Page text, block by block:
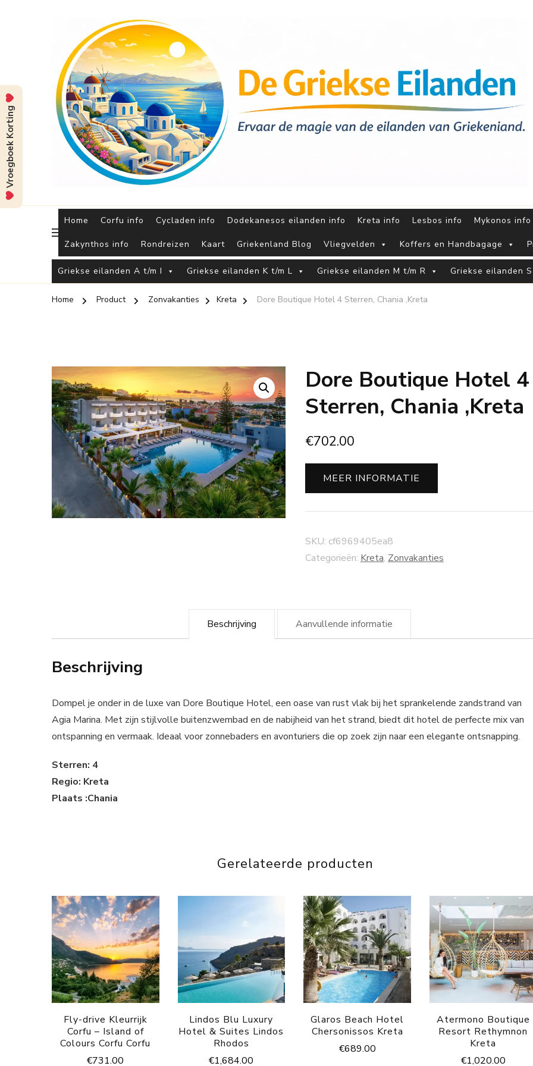
Home Corfu info Cycladen info Dodekanesos eilanden info Kreta info Lesbos info Mykonos info
Zakynthos info Rondreizen Kaart Griekenland Blog Vliegvelden Koffers en Handbagage
Griekse eilanden A t/m I Griekse eilanden K t/m L Griekse eilanden M t/m R Griekse eilanden
Home Product Zonvakanties Kreta Dore Boutique Hotel 4 Sterren, Chania ,Kreta
Dore Boutique Hotel 4
Sterren, Chania ,Kreta
€702.00
MEER INFORMATIE
SKU: cf6969405ea8
Categorieën: Kreta, Zonvakanties
Beschrijving Aanvullende informatie
Beschrijving
Dompel je onder in de luxe van Dore Boutique Hotel, een oase van rust vlak bij het sprankelende zandstrand van
Agia Marina. Met zijn stijlvolle buitenzwembad en de nabijheid van het strand, biedt dit hotel de perfecte mix van
ontspanning en vermaak. Ideaal voor zonnebaders en avonturiers die op zoek zijn naar een elegante ontsnapping.
Sterren: 4
Regio: Kreta
Plaats :Chania
Gerelateerde producten
Fly-drive Kleurrijk
Corfu – Island of
Colours Corfu Corfu
€731.00
Lindos Blu Luxury
Hotel & Suites Lindos
Rhodos
€1,684.00
Glaros Beach Hotel
Chersonissos Kreta
€689.00
Atermono Boutique
Resort Rethymnon
Kreta
€1,020.00
Vroegboek Korting